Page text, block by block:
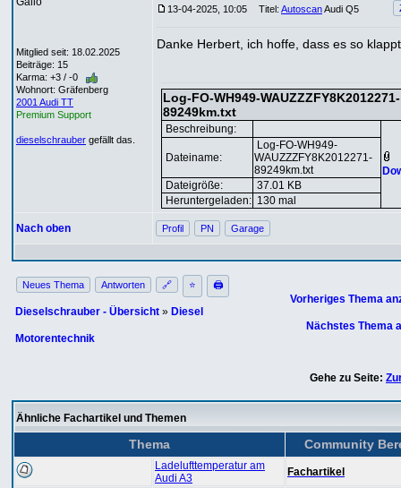
Mitglied seit: 18.02.2025
Beiträge: 15
Karma: +3 / -0
Wohnort: Gräfenberg
2001 Audi TT
Premium Support
dieselschrauber gefällt das.
13-04-2025, 10:05 Titel: AutoscanAudi Q5
Danke Herbert, ich hoffe, dass es so
Log-FO-WH949-WAUZZZFY8K2012271-
89249km.txt
Beschreibung:
Dateiname:
Log-FO-WH949-
WAUZZZFY8K2012271-
89249km.txt
Dateigröße:
37.01 KB
Heruntergeladen: 130 mal
Nach oben Profil PN Garage
Neues Thema Antworten 🔗 ⭐ 🖨
Dieselschrauber - Übersicht » Diesel
Motorentechnik
Vorheriges Thema
Nächstes Thema
Gehe zu Seite:
Ähnliche Fachartikel und Themen
Thema Community
Ladelufttemperatur am
Audi A3
Fachartikel